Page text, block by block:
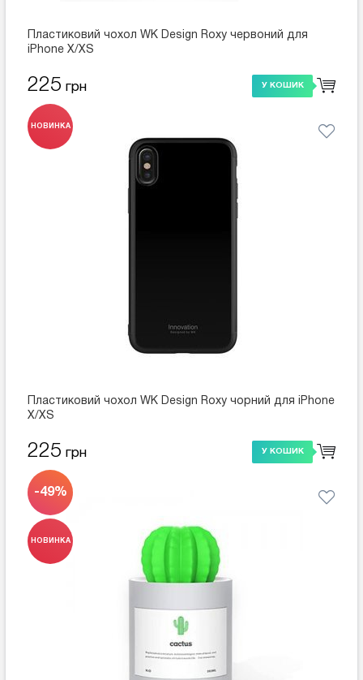
Пластиковий чохол WK Design Roxy червоний для
iPhone X/XS
225 грн У КОШИК
НОВИНКА
Пластиковий чохол WK Design Roxy чорний для iPhone
X/XS
225 грн У КОШИК
-49%
НОВИНКА